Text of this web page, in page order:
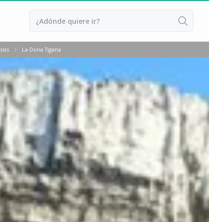
La Dona Tigana